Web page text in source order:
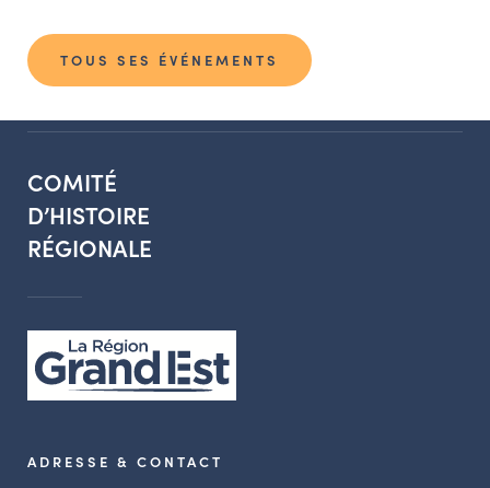
TOUS SES ÉVÉNEMENTS
COMITÉ
D’HISTOIRE
RÉGIONALE
ADRESSE & CONTACT